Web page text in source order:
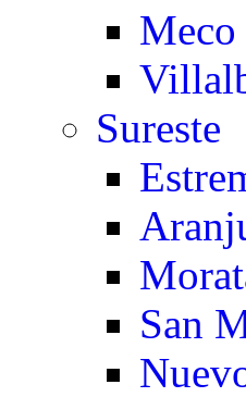
Meco
Sureste
San